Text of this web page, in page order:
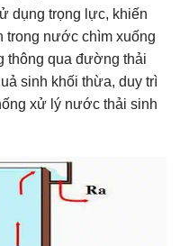
dụng trọng lực, khiến
trong nước chìm xuống
thông qua đường thải
sinh khối thừa, duy trì
xử lý nước thải sinh